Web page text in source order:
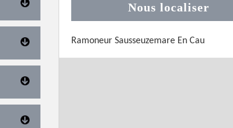
Nous localiser
Ramoneur Sausseuzemare En Cau